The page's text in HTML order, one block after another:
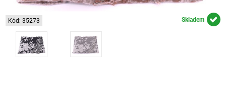
Kód: 35273 Skladem